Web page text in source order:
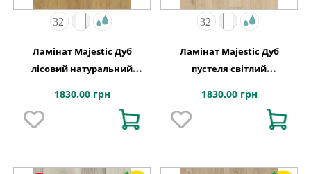
Ламінат Majestic Дуб
лісовий натуральний
1830.00 грн
Ламінат Majestic Дуб
пустеля світлий
Quick-Step
1830.00 грн